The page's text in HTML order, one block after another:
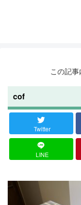
この記事
cof
Twitter
LINE